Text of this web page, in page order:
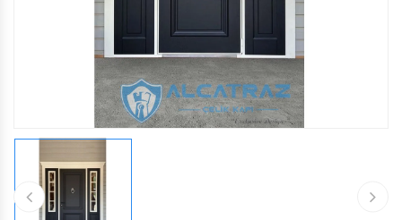
ÇELIK VILLA KAPISI
VILLA KAPISI
ÇELIK VILLA KAPISI
VILLA KAPISI